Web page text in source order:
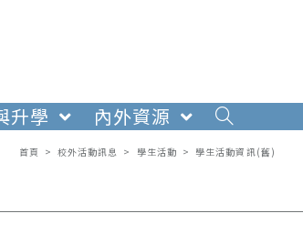
升學
內外資源
首頁 > 校外活動訊息 > 學生活動 > 學生活動資訊(舊)